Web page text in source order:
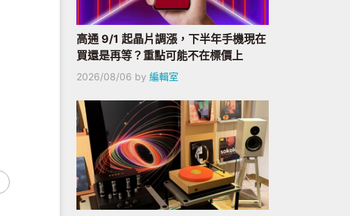
高通 9/1 起晶片調漲，下半年手機現在
買還是再等？重點可能不在標價上
2026/08/06 by 編輯室